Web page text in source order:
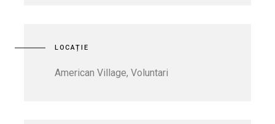
LOCAȚIE
American Village, Voluntari